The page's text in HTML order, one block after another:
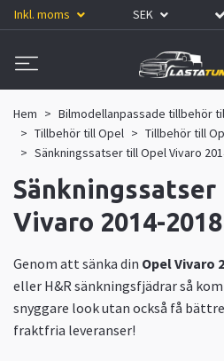
Inkl. moms SEK
Hem
Bilmodellanpassade tillbehör
Tillbehör till Opel
Tillbehör till
Sänkningssatser till Opel Vivaro
Vivaro 2014-2018
Genom att sänka din Opel Vivaro
eller H&R sänkningsfjädrar så
snyggare look utan också få
fraktfria leveranser!